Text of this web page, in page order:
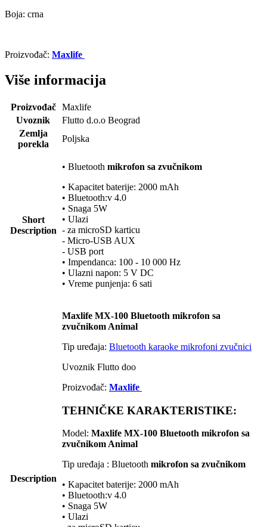
Boja: crna
Proizvođač: Maxlife
Više informacija
Proizvođač
Maxlife
Uvoznik
Flutto d.o.o Beograd
Zemlja
porekla
Poljska
Short
Description
• Bluetooth mikrofon sa zvučnikom
• Kapacitet baterije: 2000 mAh
• Bluetooth:v 4.0
• Snaga 5W
• Ulazi
- za microSD karticu
- Micro-USB AUX
- USB port
• Impendanca: 100 - 10 000 Hz
• Ulazni napon: 5 V DC
• Vreme punjenja: 6 sati
Description
Maxlife MX-100 Bluetooth mikrofon sa
zvučnikom Animal
Tip uređaja: Bluetooth karaoke mikrofoni zvučnici
Uvoznik Flutto doo
Proizvođač: Maxlife
TEHNIČKE KARAKTERISTIKE:
Model: Maxlife MX-100 Bluetooth mikrofon sa
zvučnikom Animal
Tip uređaja : Bluetooth mikrofon sa zvučnikom
• Kapacitet baterije: 2000 mAh
• Bluetooth:v 4.0
• Snaga 5W
• Ulazi